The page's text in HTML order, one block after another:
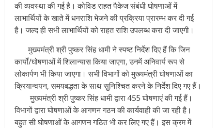
की व्यवस्था की गई है। कोविड राहत पैकेज संबंधी घोषणाओं में
लाभार्थियों के खाते में धनराशि भेजने की प्रक्रिया प्रारम्भ कर दी गई
है। जल्द ही सभी लाभार्थियों को राहत राशि उपलब्ध करा दी जाएगी।
मुख्यमंत्री श्री पुष्कर सिंह धामी ने स्पष्ट निर्देश दिए हैं कि जिन
कार्यों/घोषणाओं में शिलान्यास किया जाएगा, उनमें अनिवार्य रूप से
लोकार्पण भी किया जाएगा। सभी विभागों को मुख्यमंत्री घोषणाओं का
क्रियान्वयन, समयबद्धता के साथ सुनिश्चित करने के निर्देश दिए गए हैं।
मुख्यमंत्री श्री पुष्कर सिंह धामी द्वारा 455 घोषणाएं की गई हैं।
विभागों द्वारा घोषणाओं के आगणन गठन की कार्यवाही की जा रही है।
बहुत सी घोषणाओं के आगणन गठित भी कर लिए गए हैं। इस क्रम में